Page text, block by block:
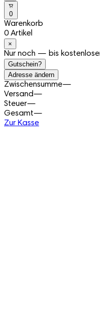
0
Warenkorb
0 Artikel
×
Nur noch — bis
Gutschein?
Adresse ändern
Zwischensumme—
Versand—
Steuer—
Gesamt—
Zur Kasse